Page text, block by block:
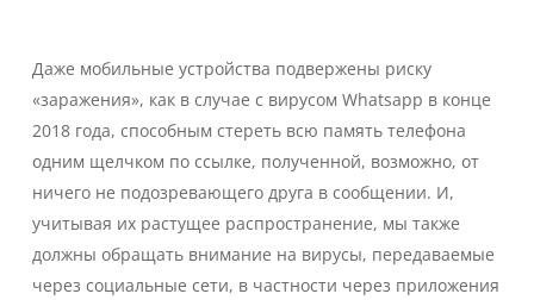
Даже мобильные устройства подвержены риску
«заражения», как в случае с вирусом Whatsapp в конце
2018 года, способным стереть всю память телефона
одним щелчком по ссылке, полученной, возможно, от
ничего не подозревающего друга в сообщении. И,
учитывая их растущее распространение, мы также
должны обращать внимание на вирусы, передаваемые
через социальные сети, в частности через приложения